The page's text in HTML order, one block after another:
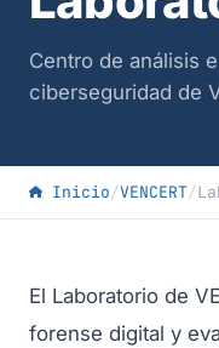
Centro de análisis
ciberseguridad de
Inicio/VENCERT/
El Laboratorio de
forense digital y